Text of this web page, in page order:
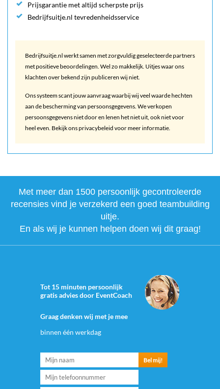
Prijsgarantie met altijd scherpste prijs
Bedrijfsuitje.nl tevredenheidsservice
Bedrijfsuitje.nl werkt samen met zorgvuldig geselecteerde partners
met positieve beoordelingen. Wel zo makkelijk. Uitjes waar ons
klachten over bekend zijn publiceren wij niet.
Ons systeem scant jouw aanvraag waarbij wij veel waarde hechten
aan de bescherming van persoonsgegevens. We verkopen
persoonsgegevens niet door en lenen het niet uit, ook niet voor
heel even. Bekijk ons privacybeleid voor meer informatie.
Met meer dan 1500 persoonlijk gecontroleerde
recensies vind je verzekerd een goed teambuilding
uitje.
En als wij je kunnen helpen doen wij dit graag!
Tot 15 minuten persoonlijk
gratis advies door EventCoach
Graag denken wij met je mee
binnen één werkdag